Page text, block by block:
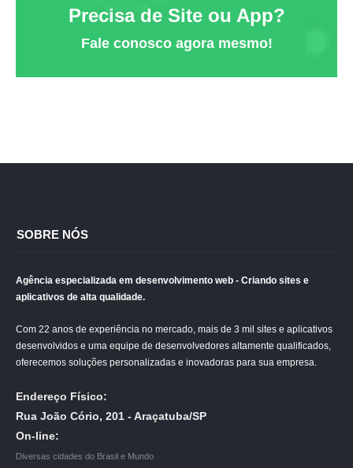
Precisa de Site ou App?
Fale conosco agora mesmo!
SOBRE NÓS
Agência especializada em desenvolvimento web - Criando sites e
aplicativos de alta qualidade.
Com 22 anos de experiência no mercado, mais de 3 mil sites e aplicativos
desenvolvidos e uma equipe de desenvolvedores altamente qualificados,
oferecemos soluções personalizadas e inovadoras para sua empresa.
Endereço Físico:
Rua João Cório, 201 - Araçatuba/SP
On-line:
Diversas cidades do Brasil e Mundo